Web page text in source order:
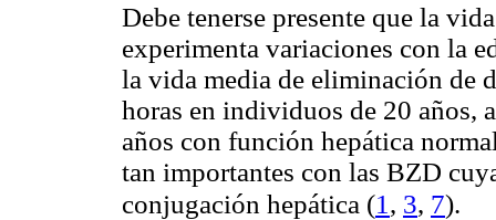
Debe tenerse presente que la
experimenta variaciones con la
la vida media de eliminación de
horas en individuos de 20 años,
años con función hepática
tan importantes con las BZD
conjugación hepática (1 , 3, 7).